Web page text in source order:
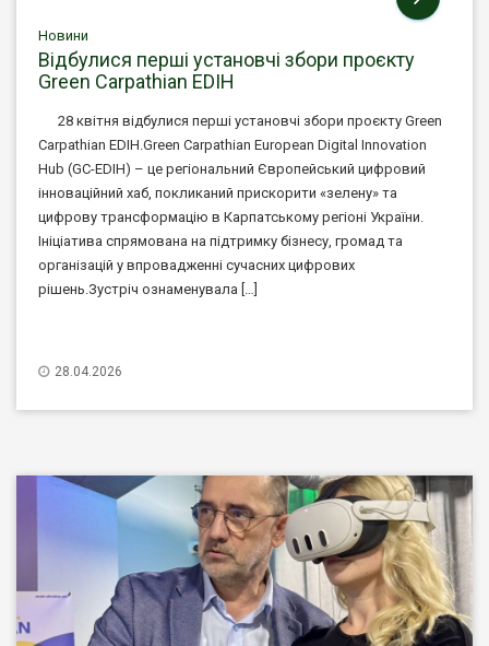
Новини
Відбулися перші установчі збори проєкту
Green Carpathian EDIH
28 квітня відбулися перші установчі збори проєкту Green
Carpathian EDIH.Green Carpathian European Digital Innovation
Hub (GC-EDIH) – це регіональний Європейський цифровий
інноваційний хаб, покликаний прискорити «зелену» та
цифрову трансформацію в Карпатському регіоні України.
Ініціатива спрямована на підтримку бізнесу, громад та
організацій у впровадженні сучасних цифрових
рішень.Зустріч ознаменувала […]
28.04.2026